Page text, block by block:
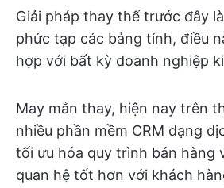
Giải pháp thay thế trước đây
phức tạp các bảng tính, điều
hợp với bất kỳ doanh nghiệp
May mắn thay, hiện nay trên
nhiều phần mềm CRM dạng
tối ưu hóa quy trình bán hàng
quan hệ tốt hơn với khách